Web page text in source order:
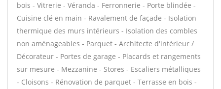
bois - Vitrerie - Véranda - Ferronnerie - Porte blindée -
Cuisine clé en main - Ravalement de façade - Isolation
thermique des murs intérieurs - Isolation des combles
non aménageables - Parquet - Architecte d'intérieur /
Décorateur - Portes de garage - Placards et rangements
sur mesure - Mezzanine - Stores - Escaliers métalliques
- Cloisons - Rénovation de parquet - Terrasse en bois -